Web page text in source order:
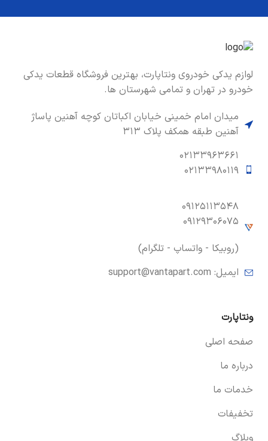
لوازم یدکی خودروی ونتاپارت، بهترین فروشگاه قطعات یدکی
خودرو در تهران و تمامی شهرستان ها.
میدان امام خمینی خیابان اکباتان کوچه آهنین پاساژ
آهنین طبقه همکف پلاک ۳۱۳
۰۲۱۳۳۹۶۳۶۶۱
۰۲۱۳۳۹۸۰۱۱۹
۰۹۱۲۵۱۱۳۵۴۸
۰۹۱۲۹۳۰۶۰۷۵
(روبیکا - واتساپ - تلگرام)
ایمیل: support@vantapart.com
ونتاپارت
صفحه اصلی
درباره ما
خدمات ما
تخفیفات
وبلاگ